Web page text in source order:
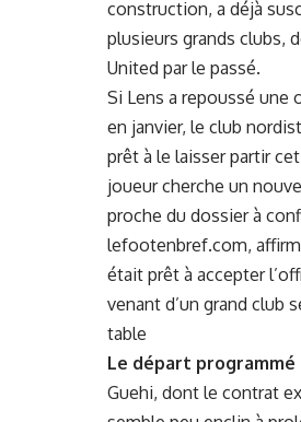
construction, a déjà
plusieurs grands clubs,
United par le passé.
Si Lens a repoussé une
en janvier, le club
prêt à le laisser partir
joueur cherche un
proche du dossier à
lefootenbref.com,
était prêt à accepter
venant d’un grand club
table
Le départ programmé
Guehi, dont le contrat